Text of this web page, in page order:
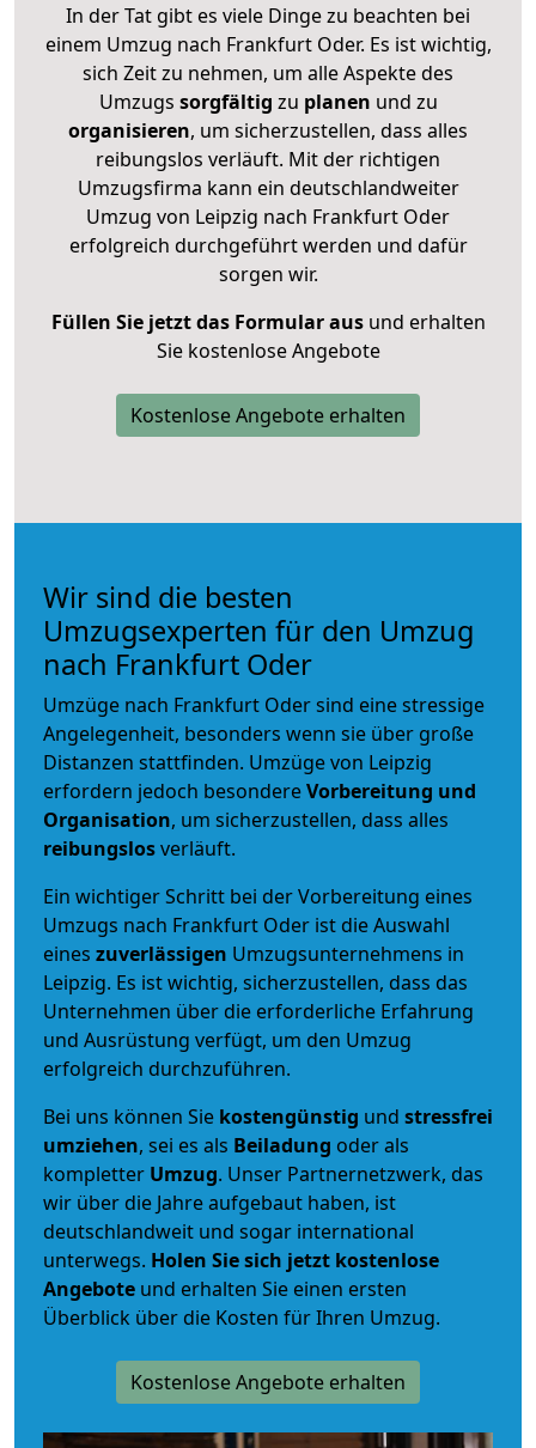
In der Tat gibt es viele Dinge zu beachten bei
einem Umzug nach Frankfurt Oder. Es ist wichtig,
sich Zeit zu nehmen, um alle Aspekte des
Umzugs sorgfältig zu planen und zu
organisieren, um sicherzustellen, dass alles
reibungslos verläuft. Mit der richtigen
Umzugsfirma kann ein deutschlandweiter
Umzug von Leipzig nach Frankfurt Oder
erfolgreich durchgeführt werden und dafür
sorgen wir.
Füllen Sie jetzt das Formular ausund erhalten
Sie kostenlose Angebote
Kostenlose Angebote erhalten
Wir sind die besten
Umzugsexperten für den Umzug
nach Frankfurt Oder
Umzüge nach Frankfurt Oder sind eine stressige
Angelegenheit, besonders wenn sie über große
Distanzen stattfinden. Umzüge von Leipzig
erfordern jedoch besondereVorbereitung und
Organisation, um sicherzustellen, dass alles
reibungslosverläuft.
Ein wichtiger Schritt bei der Vorbereitung eines
Umzugs nach Frankfurt Oder ist die Auswahl
eines zuverlässigen Umzugsunternehmens in
Leipzig. Es ist wichtig, sicherzustellen, dass das
Unternehmen über die erforderliche Erfahrung
und Ausrüstung verfügt, um den Umzug
erfolgreich durchzuführen.
Bei uns können Sie kostengünstig und stressfrei
umziehen, sei es als Beiladung oder als
kompletter Umzug. Unser Partnernetzwerk, das
wir über die Jahre aufgebaut haben, ist
deutschlandweit und sogar international
unterwegs. Holen Sie sich jetzt kostenlose
Angebote und erhalten Sie einen ersten
Überblick über die Kosten für Ihren Umzug.
Kostenlose Angebote erhalten